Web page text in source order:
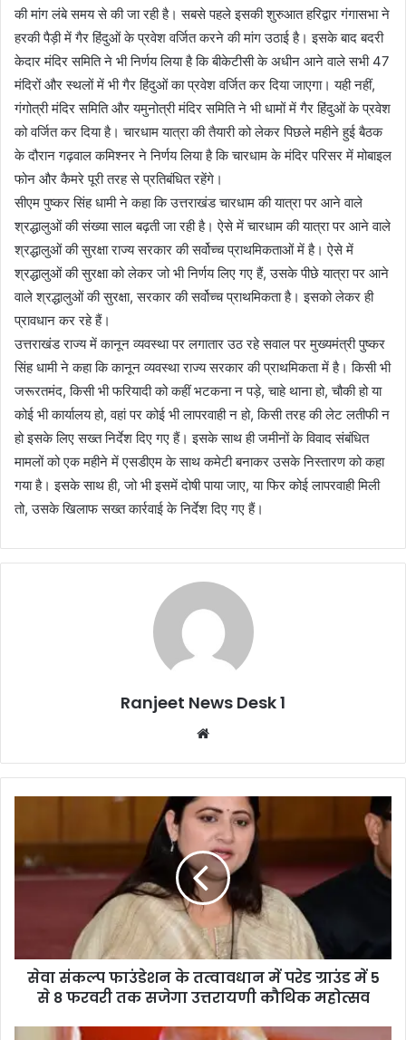
की मांग लंबे समय से की जा रही है। सबसे पहले इसकी शुरुआत हरिद्वार गंगासभा ने
हरकी पैड़ी में गैर हिंदुओं के प्रवेश वर्जित करने की मांग उठाई है। इसके बाद बदरी
केदार मंदिर समिति ने भी निर्णय लिया है कि बीकेटीसी के अधीन आने वाले सभी 47
मंदिरों और स्थलों में भी गैर हिंदुओं का प्रवेश वर्जित कर दिया जाएगा। यही नहीं,
गंगोत्री मंदिर समिति और यमुनोत्री मंदिर समिति ने भी धामों में गैर हिंदुओं के प्रवेश
को वर्जित कर दिया है। चारधाम यात्रा की तैयारी को लेकर पिछले महीने हुई बैठक
के दौरान गढ़वाल कमिश्नर ने निर्णय लिया है कि चारधाम के मंदिर परिसर में मोबाइल
फोन और कैमरे पूरी तरह से प्रतिबंधित रहेंगे।
सीएम पुष्कर सिंह धामी ने कहा कि उत्तराखंड चारधाम की यात्रा पर आने वाले
श्रद्धालुओं की संख्या साल बढ़ती जा रही है। ऐसे में चारधाम की यात्रा पर आने वाले
श्रद्धालुओं की सुरक्षा राज्य सरकार की सर्वोच्च प्राथमिकताओं में है। ऐसे में
श्रद्धालुओं की सुरक्षा को लेकर जो भी निर्णय लिए गए हैं, उसके पीछे यात्रा पर आने
वाले श्रद्धालुओं की सुरक्षा, सरकार की सर्वोच्च प्राथमिकता है। इसको लेकर ही
प्रावधान कर रहे हैं।
उत्तराखंड राज्य में कानून व्यवस्था पर लगातार उठ रहे सवाल पर मुख्यमंत्री पुष्कर
सिंह धामी ने कहा कि कानून व्यवस्था राज्य सरकार की प्राथमिकता में है। किसी भी
जरूरतमंद, किसी भी फरियादी को कहीं भटकना न पड़े, चाहे थाना हो, चौकी हो या
कोई भी कार्यालय हो, वहां पर कोई भी लापरवाही न हो, किसी तरह की लेट लतीफी न
हो इसके लिए सख्त निर्देश दिए गए हैं। इसके साथ ही जमीनों के विवाद संबंधित
मामलों को एक महीने में एसडीएम के साथ कमेटी बनाकर उसके निस्तारण को कहा
गया है। इसके साथ ही, जो भी इसमें दोषी पाया जाए, या फिर कोई लापरवाही मिली
तो, उसके खिलाफ सख्त कार्रवाई के निर्देश दिए गए हैं।
Ranjeet News Desk 1
te
सेवा संकल्प फाउंडेशन के तत्वावधान में परेड ग्राउंड में 5
से 8 फरवरी तक सजेगा उत्तरायणी कौथिक महोत्सव